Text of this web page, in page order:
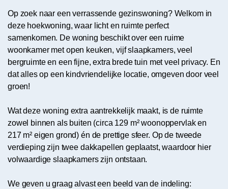
Op zoek naar een verrassende gezinswoning? Welkom in
deze hoekwoning, waar licht en ruimte perfect
samenkomen. De woning beschikt over een ruime
woonkamer met open keuken, vijf slaapkamers, veel
bergruimte en een fijne, extra brede tuin met veel privacy. En
dat alles op een kindvriendelijke locatie, omgeven door veel
groen!
Wat deze woning extra aantrekkelijk maakt, is de ruimte
zowel binnen als buiten (circa 129 m² woonoppervlak en
217 m² eigen grond) én de prettige sfeer. Op de tweede
verdieping zijn twee dakkapellen geplaatst, waardoor hier
volwaardige slaapkamers zijn ontstaan.
We geven u graag alvast een beeld van de indeling: